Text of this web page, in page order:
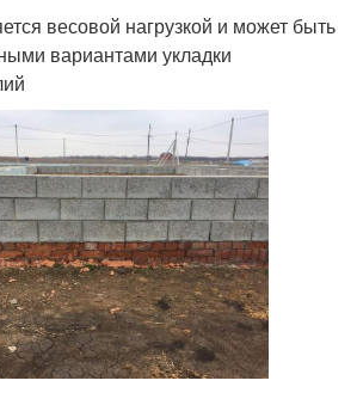
весовой нагрузкой и может быть
вариантами укладки